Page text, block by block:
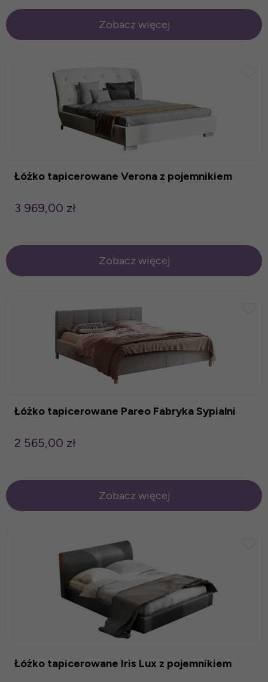
Zobacz więcej
Łóżko tapicerowane Verona z pojemnikiem
3 969,00 zł
Zobacz więcej
Łóżko tapicerowane Pareo Fabryka Sypialni
2 565,00 zł
Zobacz więcej
Łóżko tapicerowane Iris Lux z pojemnikiem